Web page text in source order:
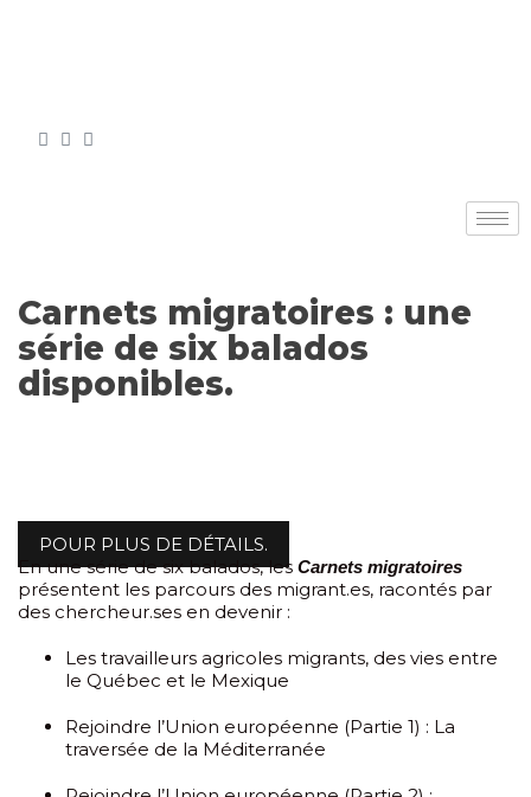
Carnets migratoires : une
série de six balados
disponibles.
POUR PLUS DE DÉTAILS.
En une série de six balados, les Carnets migratoires
présentent les parcours des migrant.es, racontés par
des chercheur.ses en devenir :
Les travailleurs agricoles migrants, des vies entre
le Québec et le Mexique
Rejoindre l’Union européenne (Partie 1) : La
traversée de la Méditerranée